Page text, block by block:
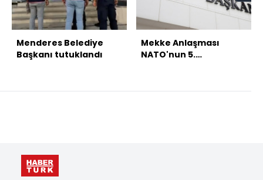
Menderes Belediye
Başkanı tutuklandı
Mekke Anlaşması
NATO'nun 5.